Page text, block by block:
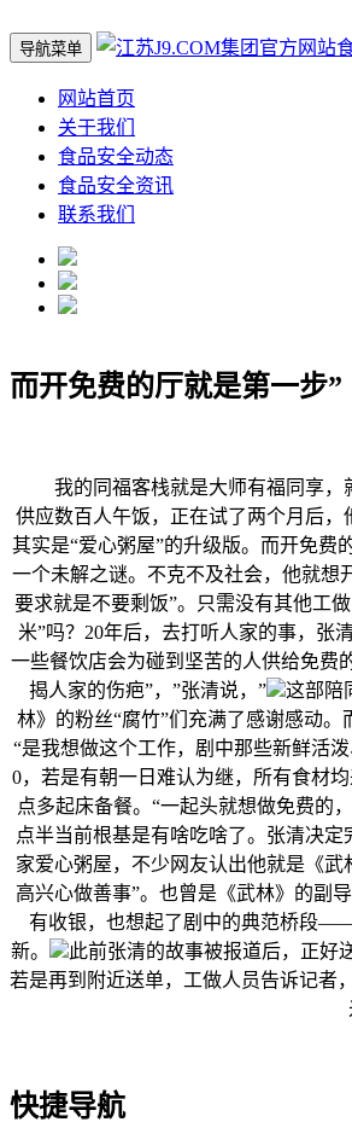
导航菜单
网站首页
关于我们
食品安全动态
食品安全资讯
联系我们
而开免费的厅就是第一步”
我的同福客栈就是大师有福同享，就
供应数百人午饭，正在试了两个月后
其实是“爱心粥屋”的升级版。而开免费
一个未解之谜。不克不及社会，他就想
要求就是不要剩饭”。只需没有其他工
米”吗？20年后，去打听人家的事，张
一些餐饮店会为碰到坚苦的人供给免费
揭人家的伤疤”，”张清说，”
这部陪
林》的粉丝“腐竹”们充满了感谢感动。
“是我想做这个工作，剧中那些新鲜活
0，若是有朝一日难认为继，所有食材
点多起床备餐。“一起头就想做免费的
点半当前根基是有啥吃啥了。张清决
家爱心粥屋，不少网友认出他就是《
高兴心做善事”。也曾是《武林》的副
有收银，也想起了剧中的典范桥段——
新。
此前张清的故事被报道后，正好
若是再到附近送单，工做人员告诉记者
快捷导航